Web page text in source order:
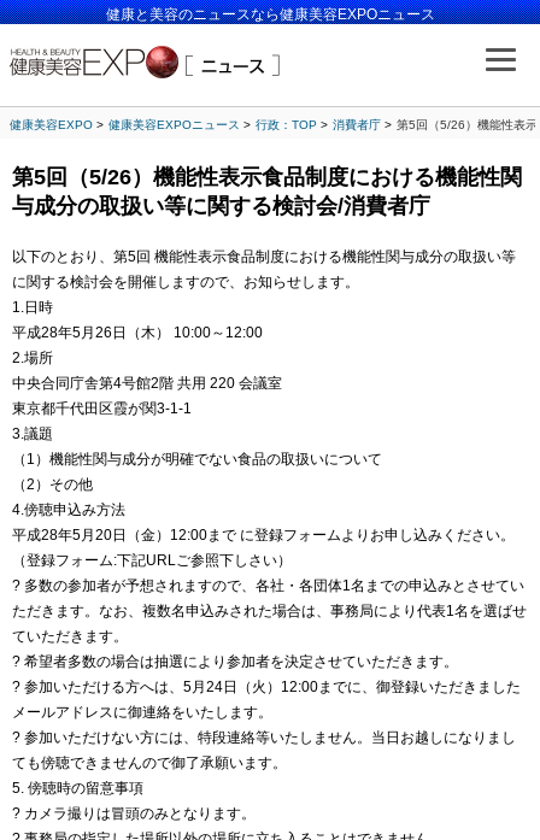
健康と美容のニュースなら健康美容EXPOニュース
健康美容EXPO 健康美容EXPOニュース 行政：TOP 消費者庁 第5回（5/26）機能性表
第5回（5/26）機能性表示食品制度における機能性関
与成分の取扱い等に関する検討会/消費者庁
以下のとおり、第5回 機能性表示食品制度における機能性関与成分の取扱い等
に関する検討会を開催しますので、お知らせします。
1.日時
平成28年5月26日（木） 10:00～12:00
2.場所
中央合同庁舎第4号館2階 共用 220 会議室
東京都千代田区霞が関3-1-1
3.議題
（1）機能性関与成分が明確でない食品の取扱いについて
（2）その他
4.傍聴申込み方法
平成28年5月20日（金）12:00まで に登録フォームよりお申し込みください。
（登録フォーム:下記URLご参照下しさい）
? 多数の参加者が予想されますので、各社・各団体1名までの申込みとさせてい
ただきます。なお、複数名申込みされた場合は、事務局により代表1名を選ばせ
ていただきます。
? 希望者多数の場合は抽選により参加者を決定させていただきます。
? 参加いただける方へは、5月24日（火）12:00までに、御登録いただきました
メールアドレスに御連絡をいたします。
? 参加いただけない方には、特段連絡等いたしません。当日お越しになりまし
ても傍聴できませんので御了承願います。
5. 傍聴時の留意事項
? カメラ撮りは冒頭のみとなります。